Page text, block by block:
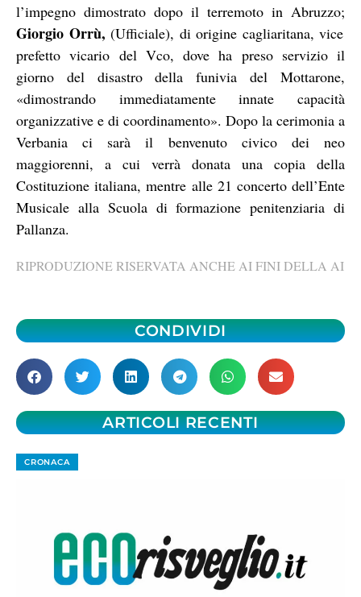
l’impegno dimostrato dopo il terremoto in Abruzzo;
Giorgio Orrù, (Ufficiale), di origine cagliaritana, vice
prefetto vicario del Vco, dove ha preso servizio il
giorno del disastro della funivia del Mottarone,
«dimostrando immediatamente innate capacità
organizzative e di coordinamento». Dopo la cerimonia a
Verbania ci sarà il benvenuto civico dei neo
maggiorenni, a cui verrà donata una copia della
Costituzione italiana, mentre alle 21 concerto dell’Ente
Musicale alla Scuola di formazione penitenziaria di
Pallanza.
RIPRODUZIONE RISERVATA ANCHE AI FINI DELLA AI
CONDIVIDI
ARTICOLI RECENTI
CRONACA